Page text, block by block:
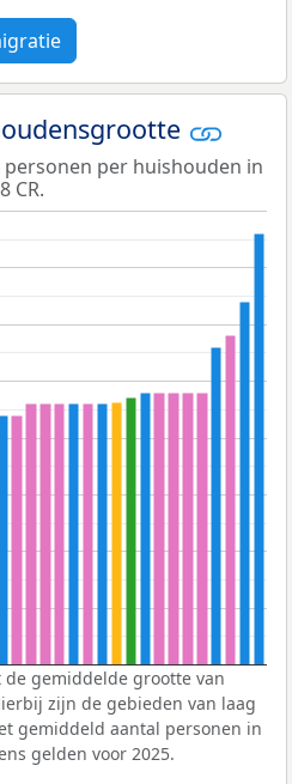
per huishouden in
CR.
gemiddelde grootte van
zijn de gebieden van laag
gemiddeld aantal personen in
gelden voor 2025.